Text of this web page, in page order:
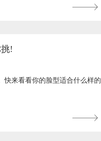
!
快来看看你的脸型适合什么样的